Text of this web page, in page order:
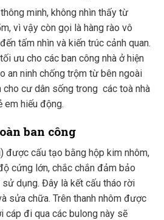
thông minh, không nhìn thấy từ
vì vậy còn gọi là hàng rào vô
tấm nhìn và kiến trúc cảnh quan.
ưu cho các ban công nhà ở hiện
an ninh chống trộm từ bên ngoài
cư dân sống trong các toà nhà
em hiếu động.
ban công
được cấu tạo bằng hộp kim nhôm,
cứng lớn, chắc chắn đảm bảo
dụng. Đây là kết cấu tháo rời
sửa chữa. Trên thanh nhôm được
cáp đi qua các bulong này sẽ